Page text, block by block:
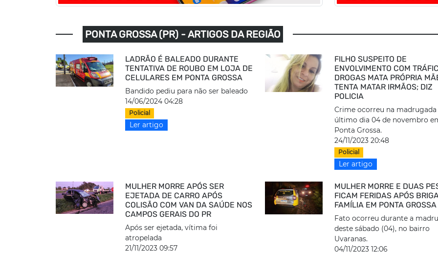
PONTA GROSSA (PR) - ARTIGOS DA REGIÃO
LADRÃO É BALEADO DURANTE
TENTATIVA DE ROUBO EM LOJA DE
CELULARES EM PONTA GROSSA
Bandido pediu para não ser baleado
14/06/2024 04:28
Policial
Ler artigo
FILHO SUSPEITO DE
ENVOLVIMENTO COM
DROGAS MATA PRÓPRIA
TENTA MATAR IRMÃOS; DIZ
POLICIA
Crime ocorreu na madrugada
último dia 04 de novembro
Ponta Grossa.
24/11/2023 20:48
Policial
Ler artigo
MULHER MORRE APÓS SER
EJETADA DE CARRO APÓS
COLISÃO COM VAN DA SAÚDE NOS
CAMPOS GERAIS DO PR
Após ser ejetada, vítima foi
atropelada
21/11/2023 09:57
MULHER MORRE E DUAS
FICAM FERIDAS APÓS
FAMÍLIA EM PONTA GROSSA
Fato ocorreu durante a
deste sábado (04), no bairro
Uvaranas.
04/11/2023 12:06